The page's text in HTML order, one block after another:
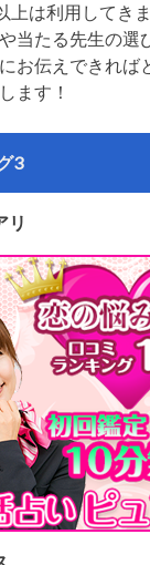
上は利用してき
当たる先生の選
お伝えできれば
ます！
3
リ